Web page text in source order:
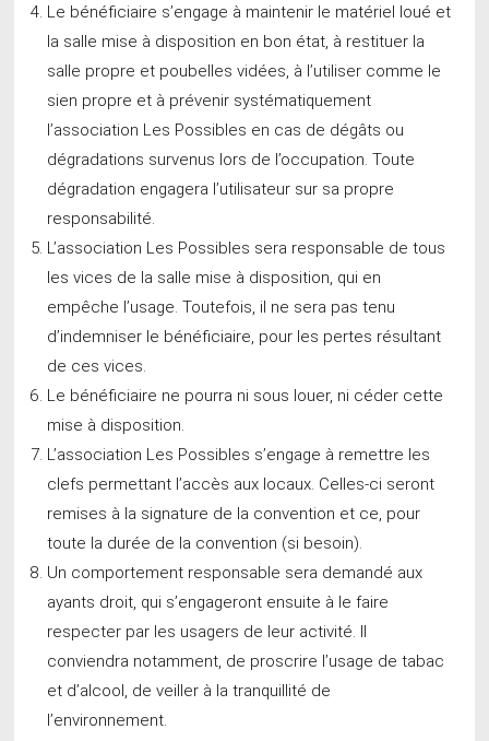
Le bénéficiaire s’engage à maintenir le matériel loué et
la salle mise à disposition en bon état, à restituer la
salle propre et poubelles vidées, à l’utiliser comme le
sien propre et à prévenir systématiquement
l’association Les Possibles en cas de dégâts ou
dégradations survenus lors de l’occupation. Toute
dégradation engagera l’utilisateur sur sa propre
responsabilité.
L’association Les Possibles sera responsable de tous
les vices de la salle mise à disposition, qui en
empêche l’usage. Toutefois, il ne sera pas tenu
d’indemniser le bénéficiaire, pour les pertes résultant
de ces vices.
Le bénéficiaire ne pourra ni sous louer, ni céder cette
mise à disposition.
L’association Les Possibles s’engage à remettre les
clefs permettant l’accès aux locaux. Celles-ci seront
remises à la signature de la convention et ce, pour
toute la durée de la convention (si besoin).
Un comportement responsable sera demandé aux
ayants droit, qui s’engageront ensuite à le faire
respecter par les usagers de leur activité. Il
conviendra notamment, de proscrire l’usage de tabac
et d’alcool, de veiller à la tranquillité de
l’environnement.